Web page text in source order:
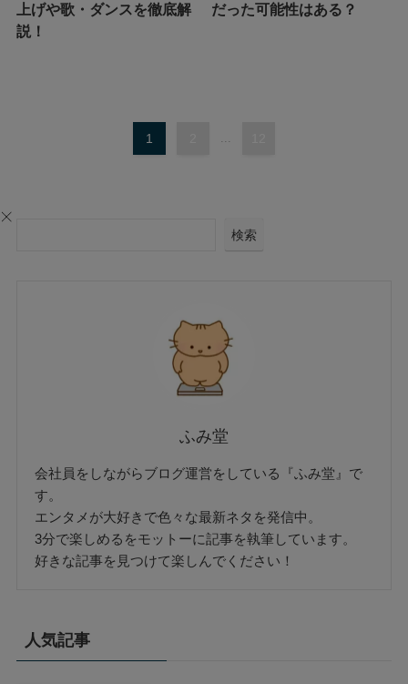
上げや歌・ダンスを徹底解
説！
だった可能性はある？
1
検索
ふみ堂
会社員をしながらブログ運営をしている『ふみ堂』で
す。
エンタメが大好きで色々な最新ネタを発信中。
3分で楽しめるをモットーに記事を執筆しています。
好きな記事を見つけて楽しんでください！
人気記事